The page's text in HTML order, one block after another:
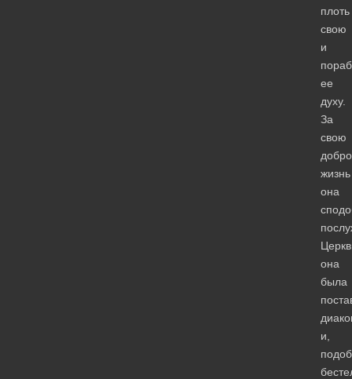
плоть
свою
и
ее
духу.
За
свою
жизнь
она
она
была
и,